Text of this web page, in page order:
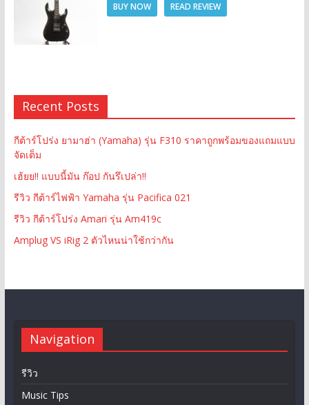
BUY NOW READ REVIEW
Recent Posts
กีต้าร์โปร่ง ยามาฮ่า (Yamaha) รุ่น F310 ราคาถูกพร้อมของแถมแบบ
จัดเต็ม
เฮ้ยย!! แบบนี้มัน ก๊อป กันรึเปล่า!!
รีวิว กีต้าร์ไฟฟ้า Yamaha รุ่น Pacifica 021
รีวิว กีต้าร์โปร่ง Amari รุ่น Am419c
Amplug VS iRig 2 ตัวไหนน่าใช้กว่ากัน
Navigation
รีวิว
Music Tips